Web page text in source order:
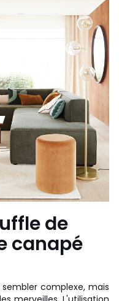
de
canapé
complexe, mais